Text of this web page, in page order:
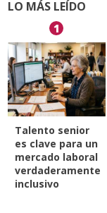
LO MÁS LEÍDO
1
Talento senior
es clave para un
mercado laboral
verdaderamente
inclusivo